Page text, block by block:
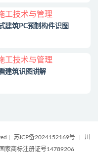
工技术与管理
建筑PC预制构件识图
工技术与管理
建筑识图讲解
苏ICP备2024152169号
川
家商标注册证号14789206